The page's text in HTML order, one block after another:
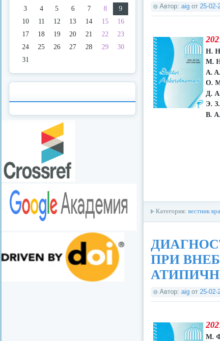
Автор: aig от 25-02-
Н.
М.
A.
О.
Д.
Э.
В.
Категория: вестник
ПРИ
Автор: aig от 25-02-
М.
3
4 5 6 7 8
9
10
11 12 13 14 15
16
17
18 19 20 21 22
23
24
25 26 27 28 29
30
31